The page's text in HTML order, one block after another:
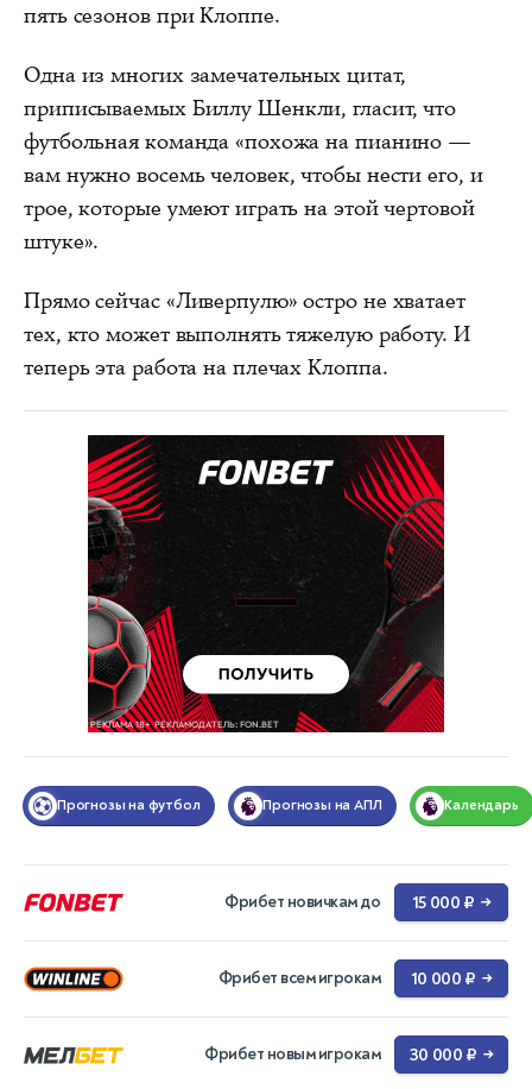
пять сезонов при Клоппе.
Одна из многих замечательных цитат,
приписываемых Биллу Шенкли, гласит, что
футбольная команда «похожа на пианино —
вам нужно восемь человек, чтобы нести его, и
трое, которые умеют играть на этой чертовой
штуке».
Прямо сейчас «Ливерпулю» остро не хватает
тех, кто может выполнять тяжелую работу. И
теперь эта работа на плечах Клоппа.
Прогнозы на футбол Прогнозы на АПЛ Календарь
Фрибет новичкам до 15 000 ₽ →
Фрибет всем игрокам 10 000 ₽ →
Фрибет новым игрокам 30 000 ₽ →